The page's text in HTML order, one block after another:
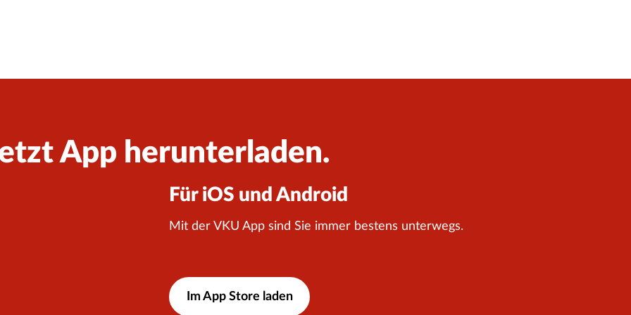
App herunterladen.
Für iOS und Android
Mit der VKU App sind Sie immer bestens unterwegs.
Im App Store laden